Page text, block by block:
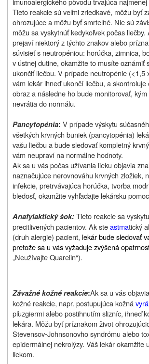
Tieto reakcie sú veľmi zriedkavé, môžu byť
ohrozujúce a môžu byť smrteľné. Nie sú
môžu sa vyskytnúť kedykoľvek počas liečby.
prejaví niektorý z týchto znakov alebo
súvisieť s neutropéniou: horúčka, zimnica,
v ústnej dutine, okamžite to musíte oznámiť
ukončiť liečbu. V prípade neutropénie (<1,5
vám lekár ihneď ukončí liečbu, a skontroluje
obraz a následne ho bude monitorovať,
nevrátia do normálu.
Pancytopénia: V prípade výskytu
všetkých krvných buniek (pancytopénia)
vašu liečbu a bude sledovať kompletný
vám neupraví na normálne hodnoty.
Ak sa u vás počas užívania lieku objavia
naznačujúce nerovnováhu krvných zložiek,
infekcie, pretrvávajúca horúčka, tvorba
bledosť, okamžite vyhľadajte lekársku
Anafylaktický šok:Tieto reakcie sa
precitlivených pacientov. Ak steastmatický
(druh alergie) pacient, lekár bude sledovať
pretože sa u vás vyžaduje zvýšená
„Neužívajte Quarelin“).
Závažné kožné reakcie:Ak sa u vás
kožné reakcie, napr. postupujúca kožná
pľuzgiermi alebo postihnutím slizníc, ihneď
lekára. Môžu byť príznakom život
Stevensov-Johnsonovho syndrómu alebo
epidermálnej nekrolýzy. Váš lekár okamžite
liekom.